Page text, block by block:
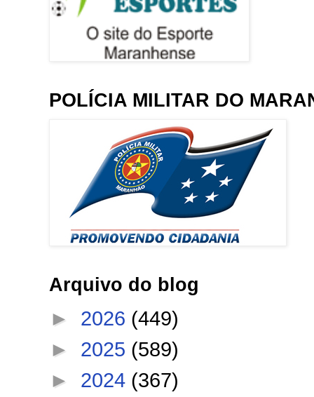
POLÍCIA MILITAR DO
Arquivo do blog
► 2026 (449)
► 2025 (589)
► 2024 (367)